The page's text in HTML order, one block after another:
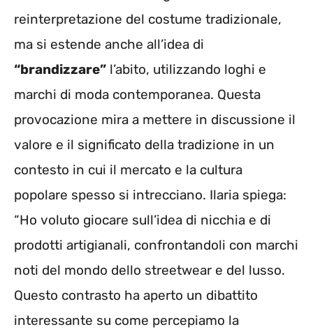
reinterpretazione del costume tradizionale,
ma si estende anche all’idea di
“brandizzare” l’abito, utilizzando loghi e
marchi di moda contemporanea. Questa
provocazione mira a mettere in discussione il
valore e il significato della tradizione in un
contesto in cui il mercato e la cultura
popolare spesso si intrecciano. Ilaria spiega:
“Ho voluto giocare sull’idea di nicchia e di
prodotti artigianali, confrontandoli con marchi
noti del mondo dello streetwear e del lusso.
Questo contrasto ha aperto un dibattito
interessante su come percepiamo la